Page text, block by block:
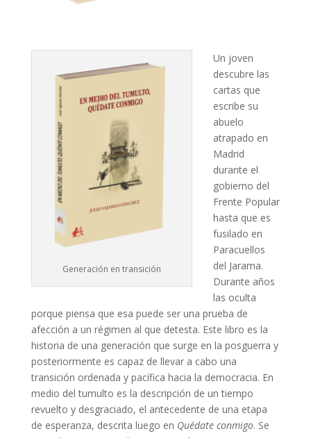
Generación en transición
Un joven
descubre las
cartas que
escribe su
abuelo
atrapado en
Madrid
durante el
gobierno del
Frente Popular
hasta que es
fusilado en
Paracuellos
del Jarama.
Durante años
las oculta
porque piensa que esa puede ser una prueba de
afección a un régimen al que detesta. Este libro es la
historia de una generación que surge en la posguerra y
posteriormente es capaz de llevar a cabo una
transición ordenada y pacífica hacia la democracia. En
medio del tumulto es la descripción de un tiempo
revuelto y desgraciado, el antecedente de una etapa
de esperanza, descrita luego en Quédate conmigo. Se